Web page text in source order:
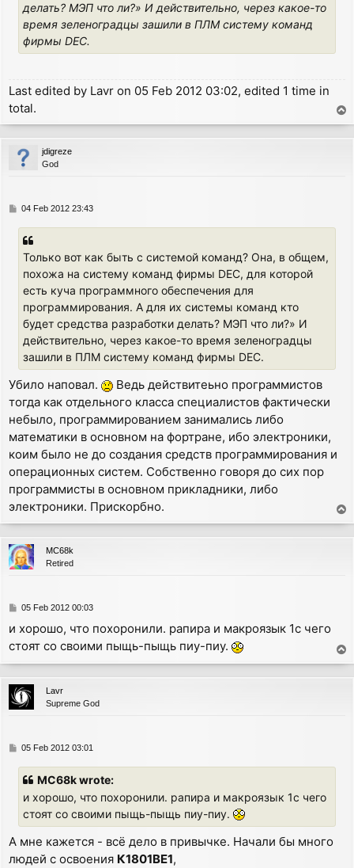
делать? МЭП что ли?» И действительно, через какое-то
время зеленоградцы зашили в ПЛМ систему команд
фирмы DEC.
Last edited by Lavr on 05 Feb 2012 03:02, edited 1 time in
total.
o
p
jdigreze
God
P04 Feb 2012 23:43
Только вот как быть с системой команд? Она, в общем,
похожа на систему команд фирмы DEC, для которой
есть куча программного обеспечения для
программирования. А для их системы команд кто
будет средства разработки делать? МЭП что ли?» И
действительно, через какое-то время зеленоградцы
зашили в ПЛМ систему команд фирмы DEC.
Убило наповал.
Ведь действитеьно программистов
тогда как отдельного класса специалистов фактически
небыло, программированием занимались либо
математики в основном на фортране, ибо электроники,
коим было не до создания средств программирования и
операционных систем. Собственно говоря до сих пор
программисты в основном прикладники, либо
электроники. Прискорбно.
o
p
MC68k
Retired
P
s
t
05 Feb 2012 00:03
и хорошо, что похоронили. рапира и макроязык 1с чего
стоят со своими пыщь-пыщь пиу-пиу.
o
p
Lavr
Supreme God
P05 Feb 2012 03:01
MC68k wrote:
и хорошо, что похоронили. рапира и макроязык 1с чего
стоят со своими пыщь-пыщь пиу-пиу.
А мне кажется - всё дело в привычке. Начали бы много
людей с освоения К1801ВЕ1,